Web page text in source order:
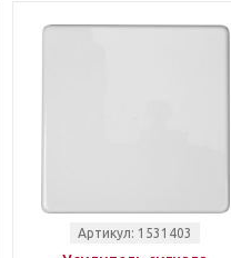
Артикул: 1531403